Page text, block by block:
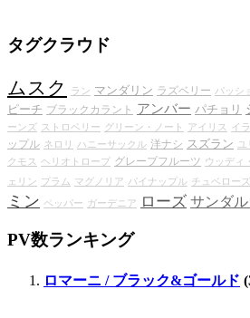
タグクラウド
ムスク ラン マンダリン ラズベリー パッシ
ピーチ ブラックカラント アンバー パチョリ
ーンズ
ストロベリー グリーン・ノート アイリス イ
ップル ネロリ ハニーサックル 洋ナシ スズラン ユ
クモス ヘリオトロープ グレープフルーツ ウッディ
ェリン プラム マグノリア パイナップル チュベローズ
ミン ペッパー ガーデニア ローズ サンダ
PV数ランキング
ロマーニ / ブラック&ゴールド